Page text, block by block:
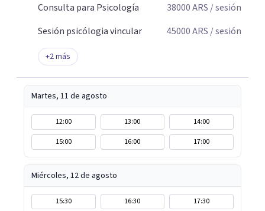
Consulta para Psicología
38000ARS / sesión
Sesión psicólogia vincular
45000ARS / sesión
+2más
Martes, 11 de agosto
12:00 13:00
14:00
15:00
16:00 17:00
Miércoles, 12 de agosto
15:30 16:30
17:30